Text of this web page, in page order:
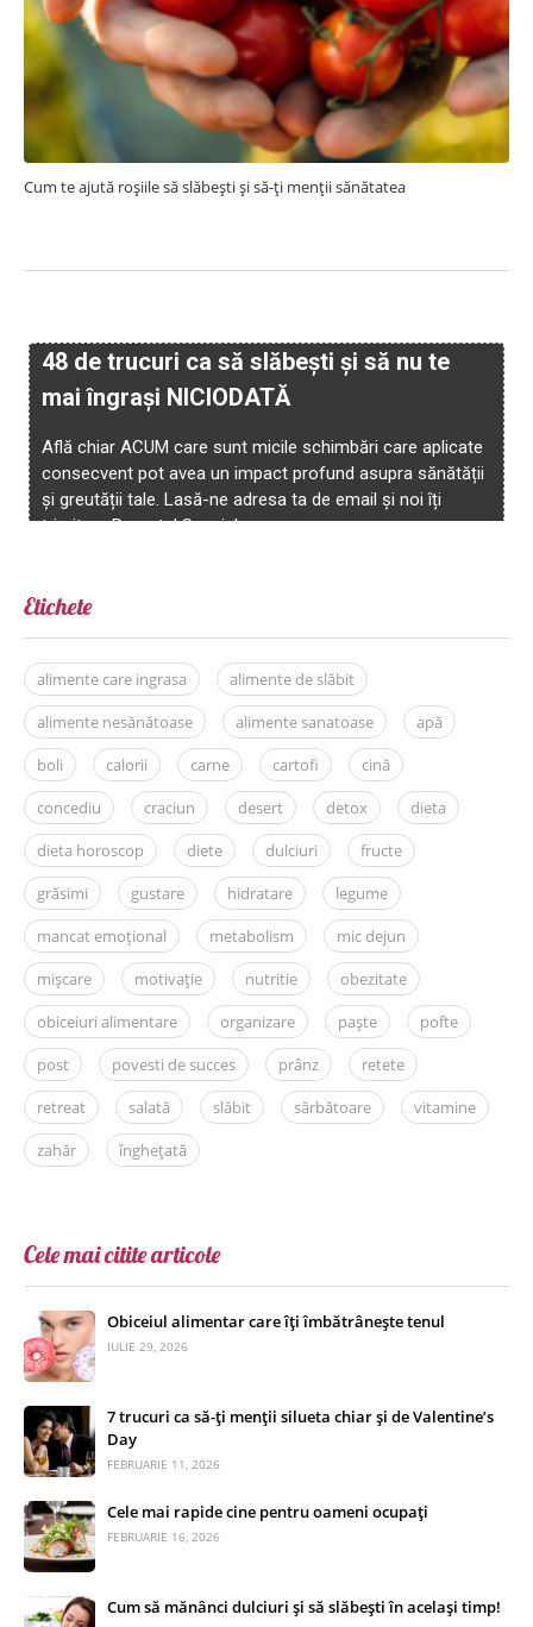
Cum te ajută roșiile să slăbești și să-ți menții sănătatea
Etichete
alimente care ingrasa
alimente de slăbit
alimente nesănătoase
alimente sanatoase
apă
boli
calorii carne cartofi
cină
concediu
craciun desert detox
dieta
dieta horoscop
diete dulciuri
fructe
grăsimi
gustare hidratare
legume
mancat emoțional
metabolism
mic dejun
mișcare
motivație nutritie
obezitate
obiceiuri alimentare
organizare paște
pofte
post
povesti de succes prânz
retete
retreat
salată slăbit sărbătoare
vitamine
zahăr
înghețată
Cele mai citite articole
Obiceiul alimentar care îți îmbătrânește tenul
IULIE 29, 2026
7 trucuri ca să-ți menții silueta chiar și de Valentine’s
Day
FEBRUARIE 11, 2026
Cele mai rapide cine pentru oameni ocupați
FEBRUARIE 16, 2026
Cum să mănânci dulciuri și să slăbești în același timp!